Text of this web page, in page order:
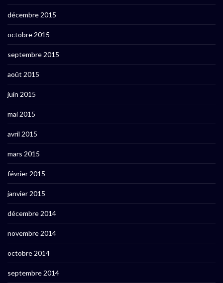
décembre 2015
octobre 2015
septembre 2015
août 2015
juin 2015
mai 2015
avril 2015
mars 2015
février 2015
janvier 2015
décembre 2014
novembre 2014
octobre 2014
septembre 2014